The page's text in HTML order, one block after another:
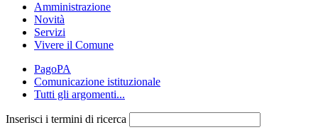
Amministrazione
Novità
Servizi
Vivere il Comune
PagoPA
Comunicazione istituzionale
Tutti gli argomenti...
Inserisci i termini di ricerca